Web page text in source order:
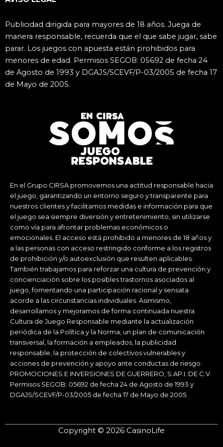
Publicidad dirigida para mayores de 18 años. Juega de
manera responsable, recuerda que el que sabe jugar, sabe
parar. Los juegos con apuesta están prohibidos para
menores de edad. Permisos SEGOB: 05692 de fecha 24
de Agosto de 1993 y DGAJS/SCEVF/P-03/2005 de fecha 17
de Mayo de 2005.
En el Grupo CIRSA promovemos una actitud responsable hacia
el juego, garantizando un entorno seguro y transparente para
nuestros clientes y facilitamos medidas e información para que
el juego sea siempre diversión y entretenimiento, sin utilizarse
como vía para afrontar problemas económicos o
emocionales. El acceso está prohibido a menores de 18 años y
a las personas con acceso restringido conforme a los registros
de prohibición y/o autoexclusión que resulten aplicables.
También trabajamos para reforzar una cultura de prevención y
concienciación sobre los posibles trastornos asociados al
juego, fomentando una participación racional y sensata
acorde a las circunstancias individuales. Asimismo,
desarrollamos y mejoramos de forma continuada nuestra
Cultura de Juego Responsable mediante la actualización
periódica de la Política y la Norma, un plan de comunicación
transversal, la formación a empleados, la publicidad
responsable, la protección de colectivos vulnerables y
acciones de prevención y apoyo ante conductas de riesgo.
PROMOCIONES E INVERSIONES DE GUERRERO, S.AP.I. DE C.V.
Permisos SEGOB: 05692 de fecha 24 de Agosto de 1993 y
DGAJS/SCEVF/P-03/2005 de fecha 17 de Mayo de 2005.
Copyright © 2026 CasinoLife